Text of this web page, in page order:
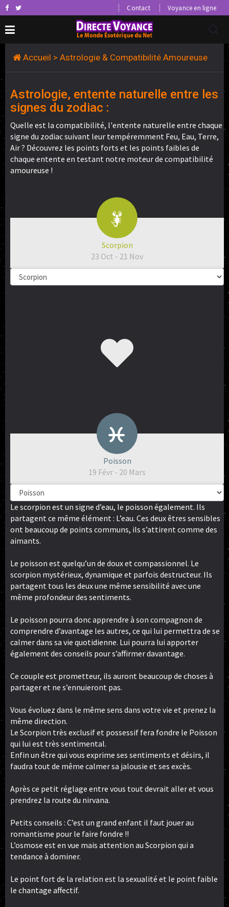
Contact Voyance en ligne
Accueil > Astrologie & Compatibilité Amoureuse
Astrologie, entente naturelle entre les
signes du zodiac :
Quelle est la compatibilité, l'entente naturelle entre chaque
signe du zodiac suivant leur tempéremment Feu, Eau, Terre,
Air ? Découvrez les points forts et les points faibles de
chaque entente en testant notre moteur de compatibilité
amoureuse !
Scorpion
23 Oct - 21 Nov
Poisson
19 Févr - 20 Mars
Le scorpion est un signe d’eau, le poisson également. Ils
partagent ce même élément : L’eau. Ces deux êtres sensibles
ont beaucoup de points communs, ils s’attirent comme des
aimants.
Le poisson est quelqu’un de doux et compassionnel. Le
scorpion mystérieux, dynamique et parfois destructeur. Ils
partagent tous les deux une même sensibilité avec une
même profondeur des sentiments.
Le poisson pourra donc apprendre à son compagnon de
comprendre d’avantage les autres, ce qui lui permettra de se
calmer dans sa vie quotidienne. Lui pourra lui apporter
également des conseils pour s’affirmer davantage.
Ce couple est prometteur, ils auront beaucoup de choses à
partager et ne s’ennuieront pas.
Vous évoluez dans le même sens dans votre vie et prenez la
même direction.
Le Scorpion très exclusif et possessif fera fondre le Poisson
qui lui est très sentimental.
Enfin un être qui vous exprime ses sentiments et désirs, il
faudra tout de même calmer sa jalousie et ses excès.
Après ce petit réglage entre vous tout devrait aller et vous
prendrez la route du nirvana.
Petits conseils : C’est un grand enfant il faut jouer au
romantisme pour le faire fondre !!
L’osmose est en vue mais attention au Scorpion qui a
tendance à dominer.
Le point fort de la relation est la sexualité et le point faible
le chantage affectif.